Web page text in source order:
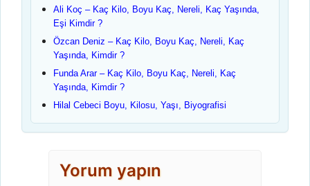
Ali Koç – Kaç Kilo, Boyu Kaç, Nereli, Kaç Yaşında,
Eşi Kimdir ?
Özcan Deniz – Kaç Kilo, Boyu Kaç, Nereli, Kaç
Yaşında, Kimdir ?
Funda Arar – Kaç Kilo, Boyu Kaç, Nereli, Kaç
Yaşında, Kimdir ?
Hilal Cebeci Boyu, Kilosu, Yaşı, Biyografisi
Yorum yapın